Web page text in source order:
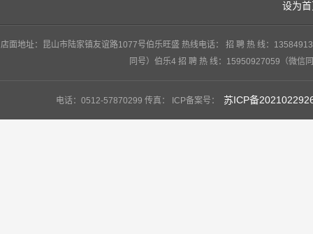
设为
店面地址：昆山市陆家镇友谊路1077号伯乐旺盛 热线电话： 招 聘 热 线：
同号）伯乐4 招 聘 热 线：15950927059（微信
电话：0512-57870299 传真： ICP备案号： 苏ICP备